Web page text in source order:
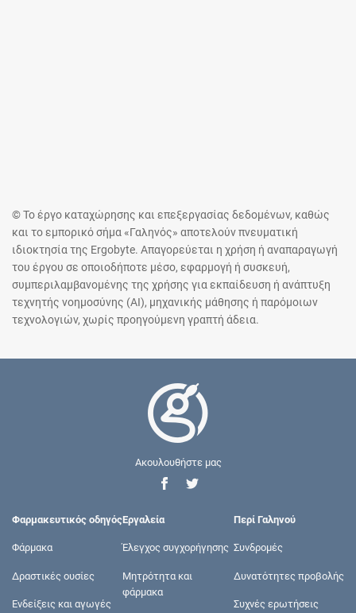
© Το έργο καταχώρησης και επεξεργασίας δεδομένων, καθώς
και το εμπορικό σήμα «Γαληνός» αποτελούν πνευματική
ιδιοκτησία της Ergobyte. Απαγορεύεται η χρήση ή αναπαραγωγή
του έργου σε οποιοδήποτε μέσο, εφαρμογή ή συσκευή,
συμπεριλαμβανομένης της χρήσης για εκπαίδευση ή ανάπτυξη
τεχνητής νοημοσύνης (AI), μηχανικής μάθησης ή παρόμοιων
τεχνολογιών, χωρίς προηγούμενη γραπτή άδεια.
Ακουλουθήστε μας
Φαρμακευτικός οδηγός
Φάρμακα
Δραστικές ουσίες
Ενδείξεις και αγωγές
Εργαλεία
Έλεγχος συγχορήγησης
Μητρότητα και
φάρμακα
Περί Γαληνού
Συνδρομές
Δυνατότητες προβολής
Συχνές ερωτήσεις